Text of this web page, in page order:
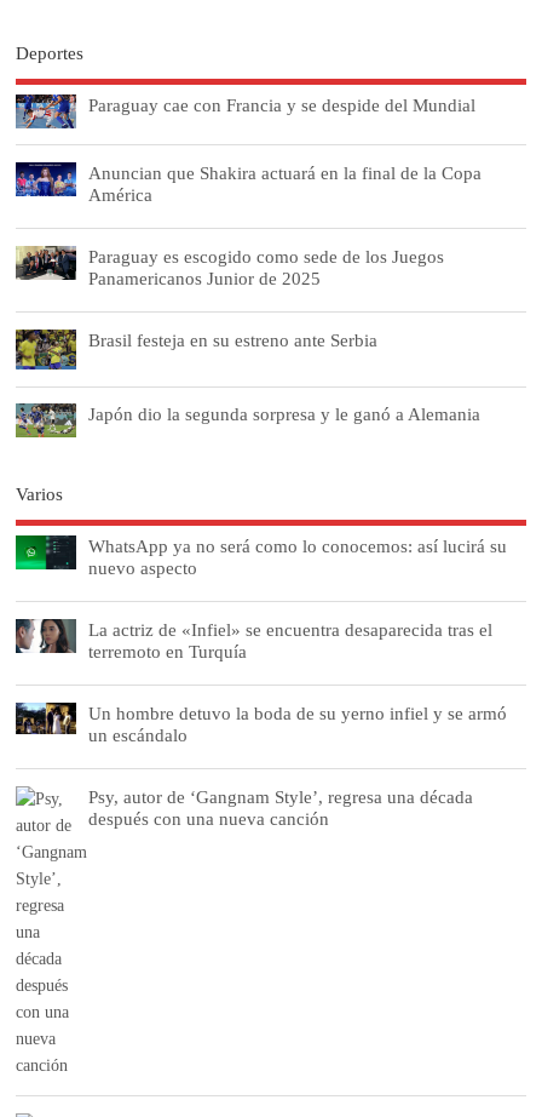
Deportes
Paraguay cae con Francia y se despide del Mundial
Anuncian que Shakira actuará en la final de la Copa
América
Paraguay es escogido como sede de los Juegos
Panamericanos Junior de 2025
Brasil festeja en su estreno ante Serbia
Japón dio la segunda sorpresa y le ganó a Alemania
Varios
WhatsApp ya no será como lo conocemos: así lucirá su
nuevo aspecto
La actriz de «Infiel» se encuentra desaparecida tras el
terremoto en Turquía
Un hombre detuvo la boda de su yerno infiel y se armó
un escándalo
Psy, autor de ‘Gangnam Style’, regresa una década
después con una nueva canción